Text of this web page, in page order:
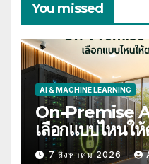
You missed
AI & MACHINE LEARNING
On-Premise
เลือกแบบไหนใ
Compliance
7 สิงหาคม 2026